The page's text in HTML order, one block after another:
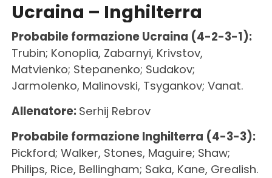
Ucraina – Inghilterra
Probabile formazione Ucraina (4-2-3-1):
Trubin; Konoplia, Zabarnyi, Krivstov,
Matvienko; Stepanenko; Sudakov;
Jarmolenko, Malinovski, Tsygankov; Vanat.
Allenatore: Serhij Rebrov
Probabile formazione Inghilterra (4-3-3):
Pickford; Walker, Stones, Maguire; Shaw;
Philips, Rice, Bellingham; Saka, Kane, Grealish.